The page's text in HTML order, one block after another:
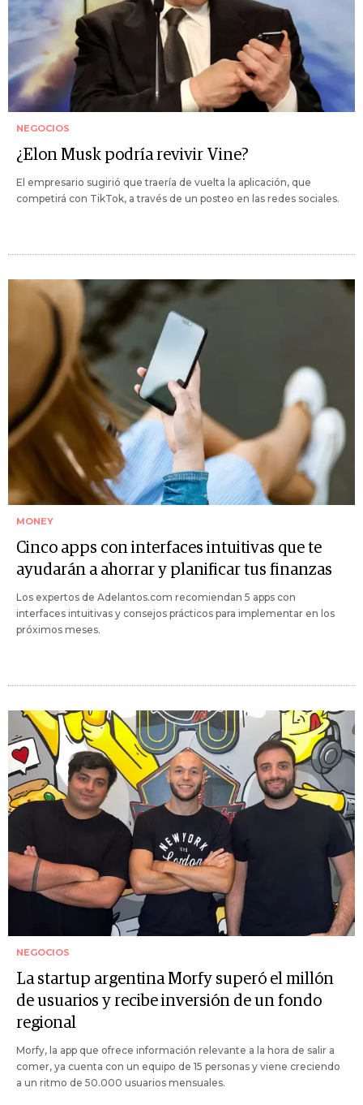
NEGOCIOS
¿Elon Musk podría revivir Vine?
El empresario sugirió que traería de vuelta la aplicación, que
competirá con TikTok, a través de un posteo en las redes sociales.
MONEY
Cinco apps con interfaces intuitivas que te
ayudarán a ahorrar y planificar tus finanzas
Los expertos de Adelantos.com recomiendan 5 apps con
interfaces intuitivas y consejos prácticos para implementar en los
próximos meses.
NEGOCIOS
La startup argentina Morfy superó el millón
de usuarios y recibe inversión de un fondo
regional
Morfy, la app que ofrece información relevante a la hora de salir a
comer, ya cuenta con un equipo de 15 personas y viene creciendo
a un ritmo de 50.000 usuarios mensuales.